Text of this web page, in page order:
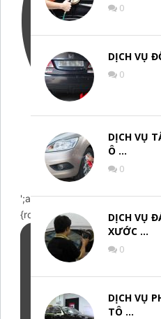
0
DỊCH VỤ
0
DỊCH VỤ
Ô …
0
DỊCH VỤ
XƯỚC …
0
DỊCH VỤ
TÔ …